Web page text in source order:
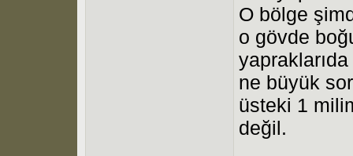
O bölge
o gövde
ne büyük
üsteki 1
değil.